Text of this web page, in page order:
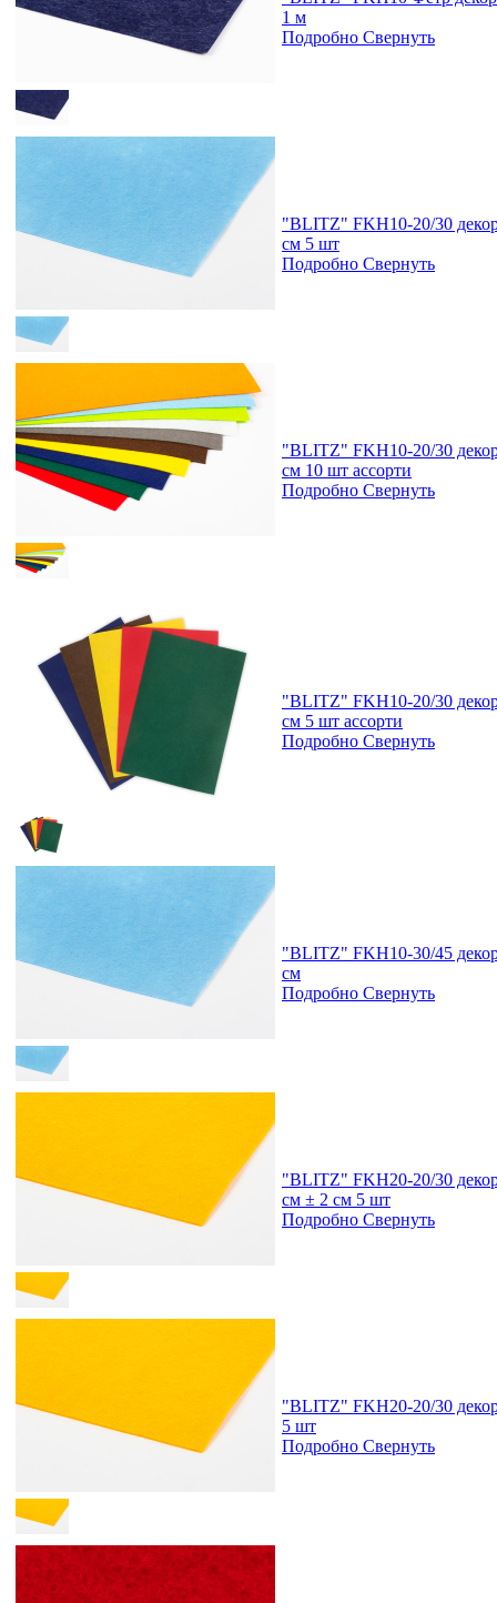
1 м
Подробно Свернуть
"BLITZ" FKH10-20/30
см 5 шт
Подробно Свернуть
"BLITZ" FKH10-20/30
см 10 шт ассорти
Подробно Свернуть
"BLITZ" FKH10-20/30
см 5 шт ассорти
Подробно Свернуть
"BLITZ" FKH10-30/45
см
Подробно Свернуть
"BLITZ" FKH20-20/30
см ± 2 см 5 шт
Подробно Свернуть
"BLITZ" FKH20-20/30
5 шт
Подробно Свернуть